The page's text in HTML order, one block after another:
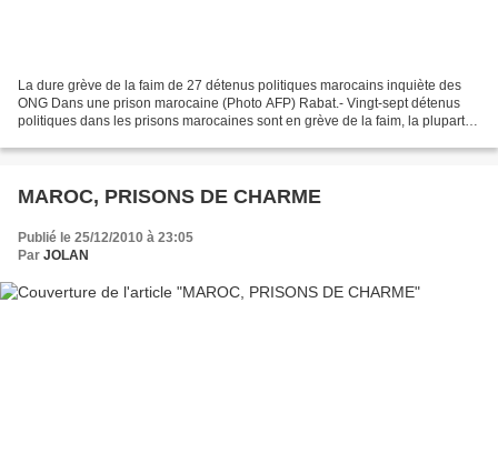
La dure grève de la faim de 27 détenus politiques marocains inquiète des
ONG Dans une prison marocaine (Photo AFP) Rabat.- Vingt-sept détenus
politiques dans les prisons marocaines sont en grève de la faim, la plupart
MAROC, PRISONS DE CHARME
Publié le 25/12/2010 à 23:05
Par JOLAN